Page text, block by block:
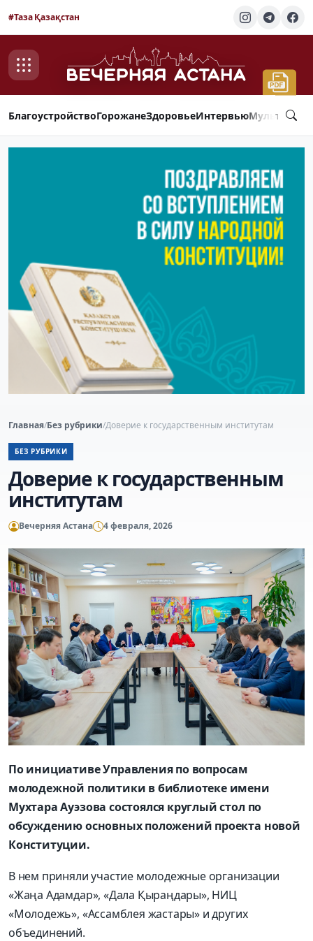
#Таза Қазақстан
БлагоустройствоГорожанеЗдоровьеИнтервью
Главная/Без рубрики/Доверие к государственным институтам
БЕЗ РУБРИКИ
Доверие к государственным
институтам
Вечерняя Астана 4 февраля, 2026
По инициативе Управления по вопросам
молодежной политики в библиотеке имени
Мухтара Ауэзова состоялся круглый стол по
обсуждению основных положений проекта новой
Конституции.
В нем приняли участие молодежные организации
«Жаңа Адамдар», «Дала Қыраңдары», НИЦ
«Молодежь», «Ассамблея жастары» и других
объединений.